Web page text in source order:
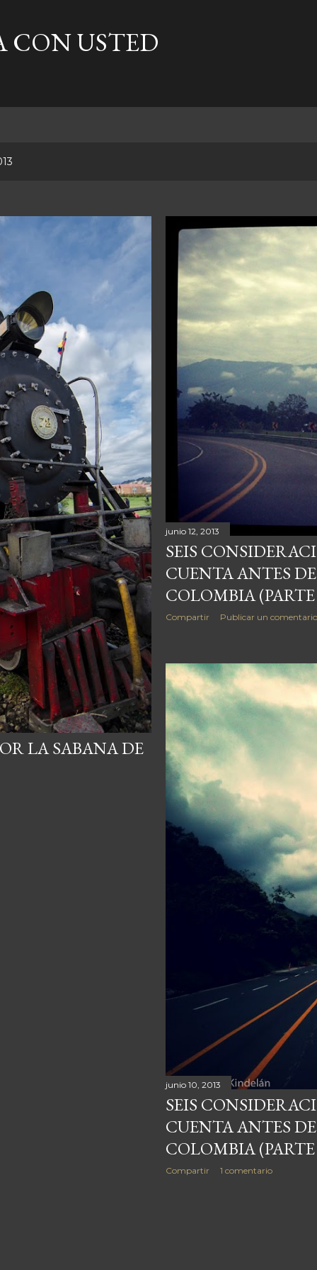
CON USTED
LA SABANA DE
junio 12, 2013
SEIS
CUENTA ANTES
COLOMBIA
Compartir Publicar un comentario
junio 10, 2013
SEIS
CUENTA ANTES
COLOMBIA
Compartir 1 comentario